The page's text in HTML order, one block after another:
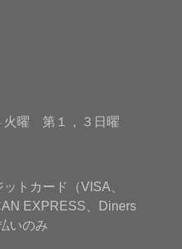
曜 第１，３日曜
トカード（VISA、
EXPRESS、Diners
いのみ